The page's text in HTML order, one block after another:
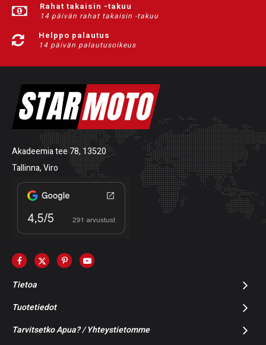
Rahat takaisin -takuu
14 päivän rahat takaisin -takuu
Helppo palautus
14 päivän palautusoikeus
Akadeemia tee 78, 13520
Tallinna, Viro
Tietoa
Tuotetiedot
Tarvitsetko Apua? / Yhteystietomme